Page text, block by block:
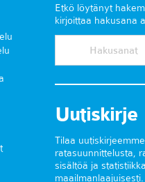
Etkö löytänyt
kirjoittaa hakusana
Uutiskirje
Tilaa
ratasuunnittelusta,
sisältöä ja